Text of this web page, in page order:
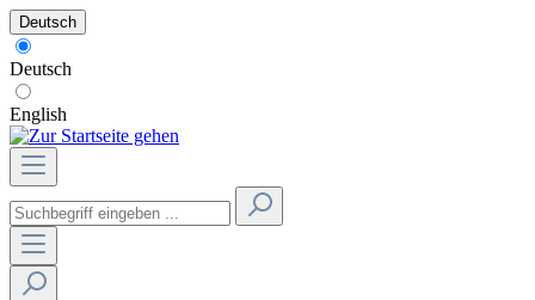
Deutsch
Deutsch
English